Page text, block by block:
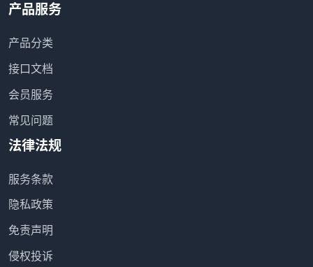
产品服务
产品分类
接口文档
会员服务
常见问题
法律法规
服务条款
隐私政策
免责声明
侵权投诉